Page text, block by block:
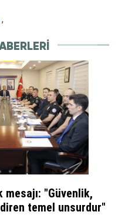
,
mesajı: "Güvenlik,
temel unsurdur"